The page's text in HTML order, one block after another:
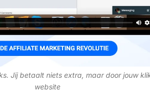
Jij betaalt niets extra, maar door jouw
website